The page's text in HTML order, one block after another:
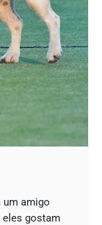
um amigo
eles gostam